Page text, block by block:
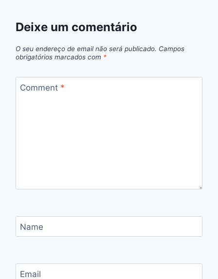
Deixe um comentário
O seu endereço de email não será publicado. Campos
obrigatórios marcados com *
Comment *
Name
Email